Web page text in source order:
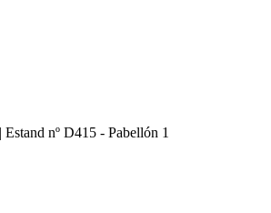
nº D415 - Pabellón 1